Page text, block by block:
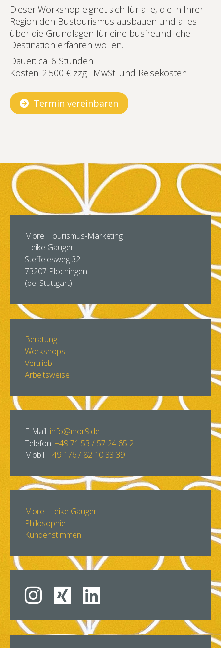
Dieser Workshop eignet sich für alle, die in Ihrer
Region den Bustourismus ausbauen und alles
über die Grundlagen für eine busfreundliche
Destination erfahren wollen.
Dauer: ca. 6 Stunden
Kosten: 2.500 € zzgl. MwSt. und Reisekosten
Termin vereinbaren
More! Tourismus-Marketing
Heike Gauger
Steffelesweg 32
73207 Plochingen
(bei Stuttgart)
Beratung
Workshops
Vertrieb
Arbeitsweise
E-Mail: info@mor9.de
Telefon: +49 71 53 / 57 24 65 2
Mobil: +49 176 / 82 10 33 39
More! Heike Gauger
Philosophie
Kundenstimmen